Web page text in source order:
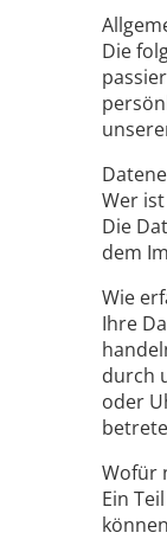
Die
Wer
Die
dem
Wie
Ihre
durch
oder
Wofür
Ein